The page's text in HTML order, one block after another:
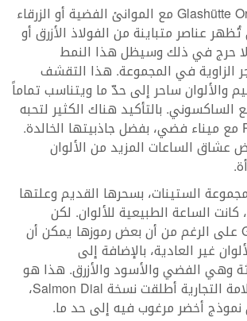
لطالما لعب Glashütte Original مع الموانئ الفضية أو الزرقاء
عناصر متباينة من الفولاذ الأزرق أو
حرج في ذلك وسيظل هذا النمط
الزاوية في المجموعة. هذا التقشف
والألوان ساحر إلى حدّ ما ويتناسب تماماً
بالتأكيد هناك الكثير لتحبه
في PanoReserve مع ميناء فضي، بفضل جاذبيتها الخالدة.
الساعات المزيد من الألوان
الستينات، بسحرها القديم وعلتها
كانت الساعة الطبيعية للألوان. لكن
Glashütte Original على الرغم من أن بعض رموزها يمكن أن
غير العادية، بالإضافة إلى
وهي الفضي والأسود والأزرق. هذا هو
السبب في أن العلامة التجارية أطلقت نسخة Salmon Dial،
نموذج أخضر مرغوب فيه إلى حد ما.